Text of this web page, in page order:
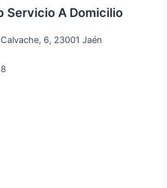
Servicio A Domicilio
6, 23001 Jaén